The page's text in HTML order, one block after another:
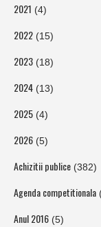
2021 (4)
2022 (15)
2023 (18)
2024 (13)
2025 (4)
2026 (5)
Achizitii publice (382)
Agenda competitionala
Anul 2016 (5)